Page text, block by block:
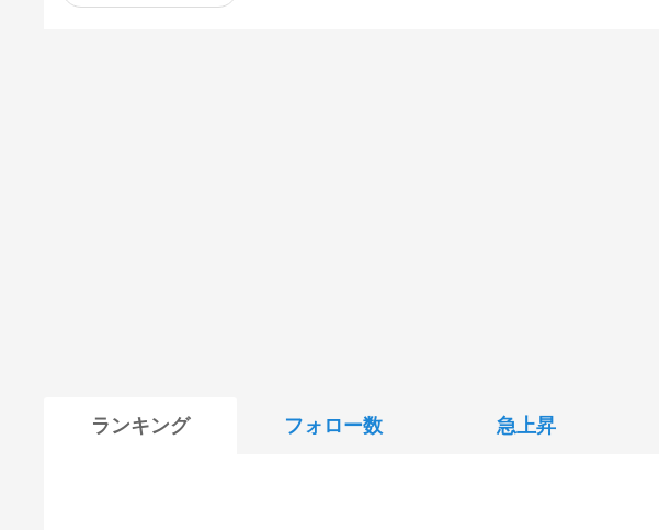
ランキング フォロー数 急上昇